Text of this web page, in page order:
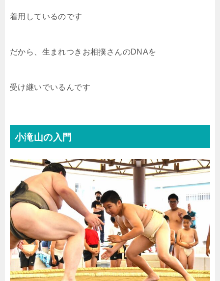
着用しているのです
だから、生まれつきお相撲さんのDNAを
受け継いでいるんです
小滝山の入門